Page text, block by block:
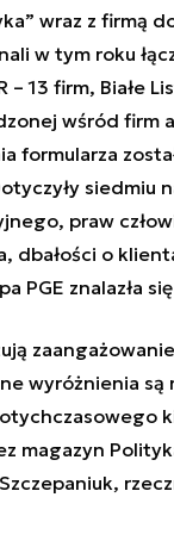
wraz z firmą
w tym roku
– 13 firm, Białe
wśród firm
formularza
siedmiu
praw
dbałości o
PGE znalazła
wyróżnienia
magazyn